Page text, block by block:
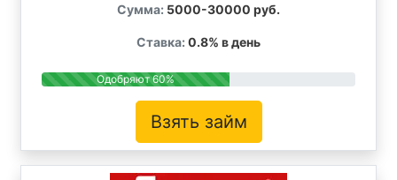
Сумма: 5000-30000 руб.
Ставка: 0.8% в день
Одобряют 60%
Взять займ